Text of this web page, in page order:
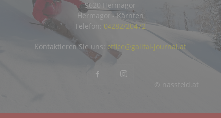
9620 Hermagor
Hermagor - Kärnten
Telefon: 04282/20472
© nassfeld.at
Kontaktieren Sie uns: office@gailtal-journal.at